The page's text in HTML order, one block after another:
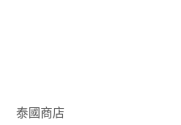
泰國商店